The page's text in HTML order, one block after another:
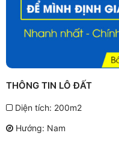
THÔNG TIN LÔ ĐẤT
Diện tích: 200m2
Hướng: Nam